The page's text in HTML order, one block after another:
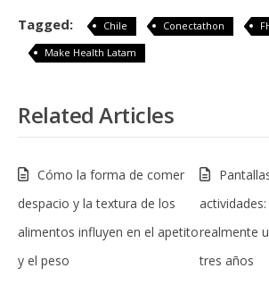
Tagged: Chile Conectathon
Make Health Latam
Related Articles
Cómo la forma de comer
despacio y la textura de los
alimentos influyen en el apetito
y el peso
realmente
tres años